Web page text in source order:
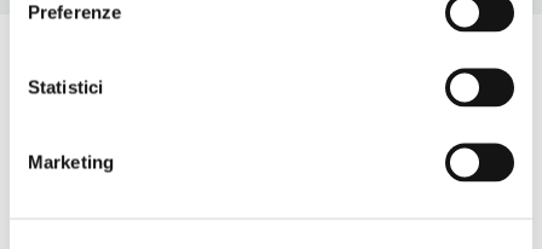
Preferenze
Statistici
Marketing